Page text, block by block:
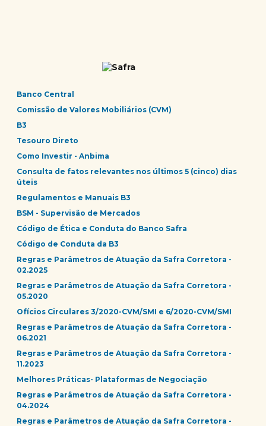
Banco Central
Comissão de Valores Mobiliários (CVM)
B3
Tesouro Direto
Como Investir - Anbima
Consulta de fatos relevantes nos últimos 5 (cinco) dias
úteis
Regulamentos e Manuais B3
BSM - Supervisão de Mercados
Código de Ética e Conduta do Banco Safra
Código de Conduta da B3
Regras e Parâmetros de Atuação da Safra Corretora -
02.2025
Regras e Parâmetros de Atuação da Safra Corretora -
05.2020
Ofícios Circulares 3/2020-CVM/SMI e 6/2020-CVM/SMI
Regras e Parâmetros de Atuação da Safra Corretora -
06.2021
Regras e Parâmetros de Atuação da Safra Corretora -
11.2023
Melhores Práticas- Plataformas de Negociação
Regras e Parâmetros de Atuação da Safra Corretora -
04.2024
Regras e Parâmetros de Atuação da Safra Corretora -